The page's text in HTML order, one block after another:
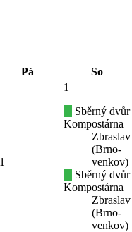
Pá So
1
Sběrný dvůr
Kompostárna
Zbraslav
(Brno-
venkov)
Sběrný dvůr
Kompostárna
Zbraslav
(Brno-
venkov)